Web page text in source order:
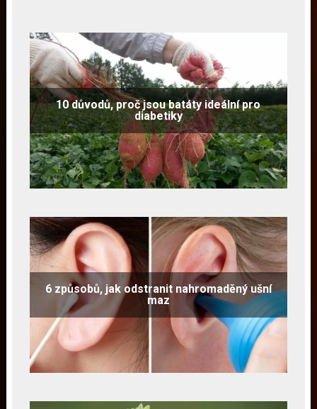
10 důvodů, proč jsou batáty ideální pro
diabetiky
6 způsobů, jak odstranit nahromaděný ušní
maz